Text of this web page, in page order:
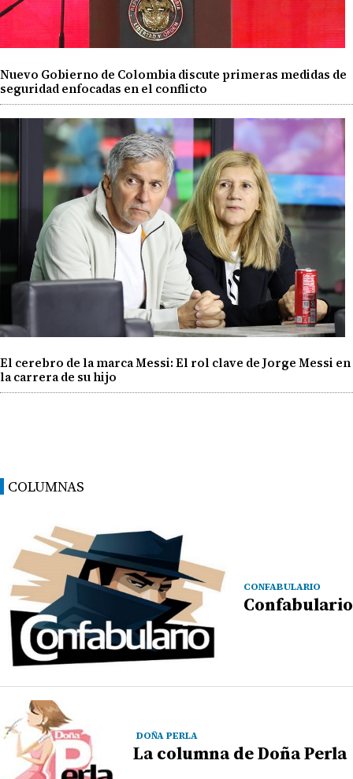
Nuevo Gobierno de Colombia discute primeras medidas de
seguridad enfocadas en el conflicto
El cerebro de la marca Messi: El rol clave de Jorge Messi en
la carrera de su hijo
COLUMNAS
CONFABULARIO
Confabulario
DOÑA PERLA
La columna de Doña Perla